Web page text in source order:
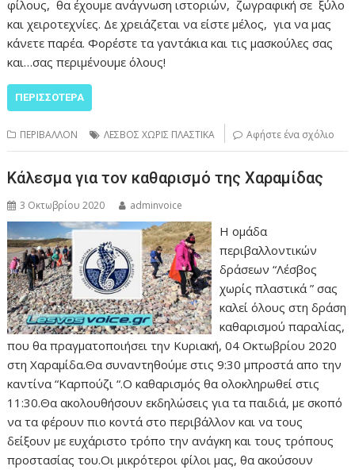
φίλους, θα έχουμε ανάγνωση ιστοριών, ζωγραφική σε ξύλο
και χειροτεχνίες. Δε χρειάζεται να είστε μέλος, για να μας
κάνετε παρέα. Φορέστε τα γαντάκια και τις μασκούλες σας
και…σας περιμένουμε όλους!
ΠΕΡΙΣΣΌΤΕΡΑ
ΠΕΡΙΒΑΛΛΟΝ ΛΕΣΒΟΣ ΧΩΡΙΣ ΠΛΑΣΤΙΚΑ Αφήστε ένα σχόλιο
Κάλεσμα για τον καθαρισμό της Χαραμίδας
3 Οκτωβρίου 2020 adminvoice
Η ομάδα
περιβαλλοντικών
δράσεων “Λέσβος
χωρίς πλαστικά ” σας
καλεί όλους στη δράση
καθαρισμού παραλίας,
που θα πραγματοποιήσει την Κυριακή, 04 Οκτωβρίου 2020
στη Χαραμίδα.Θα συναντηθούμε στις 9:30 μπροστά απο την
καντίνα “Καρπούζι “.Ο καθαρισμός θα ολοκληρωθεί στις
11:30.Θα ακολουθήσουν εκδηλώσεις για τα παιδιά, με σκοπό
να τα φέρουν πιο κοντά στο περιβάλλον και να τους
δείξουν με ευχάριστο τρόπο την ανάγκη και τους τρόπους
προστασίας του.Οι μικρότεροι φίλοι μας, θα ακούσουν